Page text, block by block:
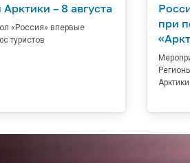
– 8 августа
«Россия» впервые
туристов
при